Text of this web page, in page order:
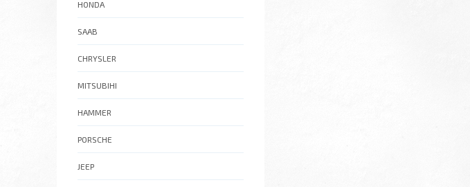
HONDA
SAAB
CHRYSLER
MITSUBIHI
HAMMER
PORSCHE
JEEP